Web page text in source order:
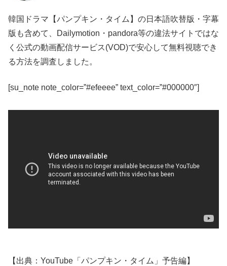
韓国ドラマ【パンプキン・タイム】の日本語吹替版・字幕
版も含めて、Dailymotion・pandora等の違法サイトではな
く公式の動画配信サービス(VOD)で安心して無料視聴でき
る方法を調査しました。
[su_note note_color=”#efeeee” text_color=”#000000″]
【出典：YouTube「パンプキン・タイム」予告編】